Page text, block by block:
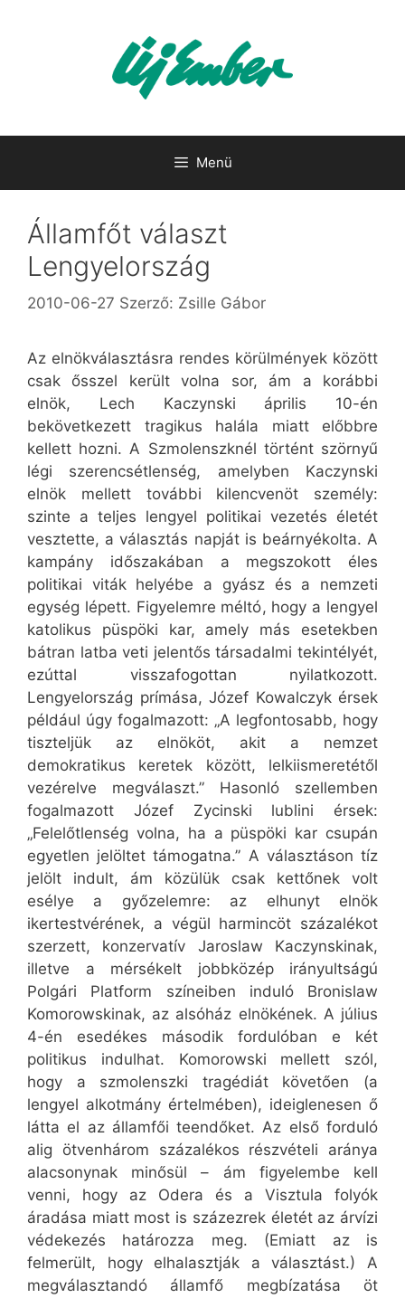
Menü
Államfőt választ
Lengyelország
2010-06-27 Szerző: Zsille Gábor
Az elnökválasztásra rendes körülmények között
csak ősszel került volna sor, ám a korábbi
elnök, Lech Kaczynski április 10-én
bekövetkezett tragikus halála miatt előbbre
kellett hozni. A Szmolenszknél történt szörnyű
légi szerencsétlenség, amelyben Kaczynski
elnök mellett további kilencvenöt személy:
szinte a teljes lengyel politikai vezetés életét
vesztette, a választás napját is beárnyékolta. A
kampány időszakában a megszokott éles
politikai viták helyébe a gyász és a nemzeti
egység lépett. Figyelemre méltó, hogy a lengyel
katolikus püspöki kar, amely más esetekben
bátran latba veti jelentős társadalmi tekintélyét,
ezúttal visszafogottan nyilatkozott.
Lengyelország prímása, Józef Kowalczyk érsek
például úgy fogalmazott: „A legfontosabb, hogy
tiszteljük az elnököt, akit a nemzet
demokratikus keretek között, lelkiismeretétől
vezérelve megválaszt.” Hasonló szellemben
fogalmazott Józef Zycinski lublini érsek:
„Felelőtlenség volna, ha a püspöki kar csupán
egyetlen jelöltet támogatna.” A választáson tíz
jelölt indult, ám közülük csak kettőnek volt
esélye a győzelemre: az elhunyt elnök
ikertestvérének, a végül harmincöt százalékot
szerzett, konzervatív Jaroslaw Kaczynskinak,
illetve a mérsékelt jobbközép irányultságú
Polgári Platform színeiben induló Bronislaw
Komorowskinak, az alsóház elnökének. A július
4-én esedékes második fordulóban e két
politikus indulhat. Komorowski mellett szól,
hogy a szmolenszki tragédiát követően (a
lengyel alkotmány értelmében), ideiglenesen ő
látta el az államfői teendőket. Az első forduló
alig ötvenhárom százalékos részvételi aránya
alacsonynak minősül – ám figyelembe kell
venni, hogy az Odera és a Visztula folyók
áradása miatt most is százezrek életét az árvízi
védekezés határozza meg. (Emiatt az is
felmerült, hogy elhalasztják a választást.) A
megválasztandó államfő megbízatása öt